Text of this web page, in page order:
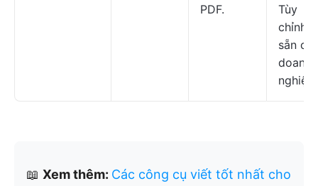
PDF.
Tùy
chỉnh
sẵn
doanh
nghiệp.
📖 Xem thêm: Các công cụ viết tốt nhất cho